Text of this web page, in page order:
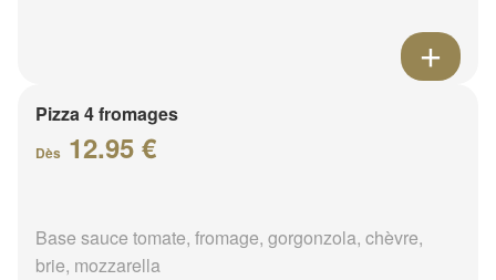
Pizza 4 fromages
Dès 12.95 €
Base sauce tomate, fromage, gorgonzola, chèvre,
brie, mozzarella